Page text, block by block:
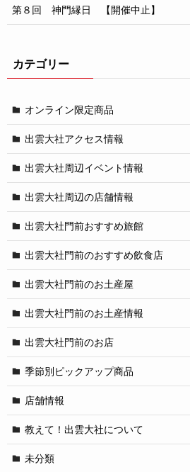
第８回 神門縁日 【開催中止】
カテゴリー
オンライン限定商品
出雲大社アクセス情報
出雲大社周辺イベント情報
出雲大社周辺の店舗情報
出雲大社門前おすすめ旅館
出雲大社門前のおすすめ飲食店
出雲大社門前のお土産屋
出雲大社門前のお土産情報
出雲大社門前のお店
季節別ピックアップ商品
店舗情報
教えて！出雲大社について
未分類